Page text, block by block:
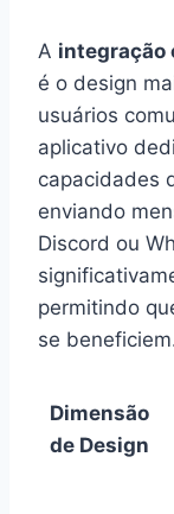
A integração
é o design
usuários
aplicativo
capacidades
enviando
Discord ou
permitindo
se
Dimensão
de Design